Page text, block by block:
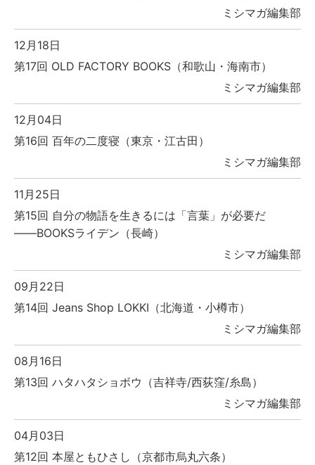
ミシマガ編集部
12月18日
第17回 OLD FACTORY BOOKS（和歌山・海南市）
ミシマガ編集部
12月04日
第16回 百年の二度寝（東京・江古田）
ミシマガ編集部
11月25日
第15回 自分の物語を生きるには「言葉」が必要だ
――BOOKSライデン（長崎）
ミシマガ編集部
09月22日
第14回 Jeans Shop LOKKI（北海道・小樽市）
ミシマガ編集部
08月16日
第13回 ハタハタショボウ（吉祥寺/西荻窪/糸島）
ミシマガ編集部
04月03日
第12回 本屋ともひさし（京都市烏丸六条）